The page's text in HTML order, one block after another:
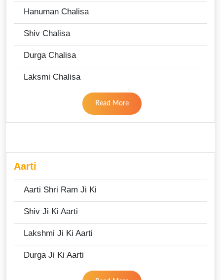
Hanuman Chalisa
Shiv Chalisa
Durga Chalisa
Laksmi Chalisa
Read More
Aarti
Aarti Shri Ram Ji Ki
Shiv Ji Ki Aarti
Lakshmi Ji Ki Aarti
Durga Ji Ki Aarti